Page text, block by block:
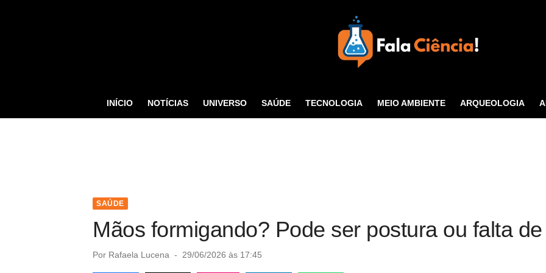
Tecnologia
INÍCIO NOTÍCIAS UNIVERSO SAÚDE TECNOLOGIA MEIO AMBIENTE ARQUEOLOGIA
SAÚDE
Mãos formigando? Pode ser postura ou falta
Por Rafaela Lucena
P
29/06/2026 às 17:45